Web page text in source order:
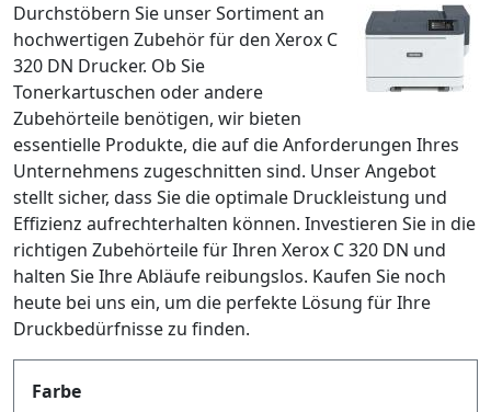
Durchstöbern Sie unser Sortiment an
hochwertigen Zubehör für den Xerox C
320 DN Drucker. Ob Sie
Tonerkartuschen oder andere
Zubehörteile benötigen, wir bieten
essentielle Produkte, die auf die Anforderungen Ihres
Unternehmens zugeschnitten sind. Unser Angebot
stellt sicher, dass Sie die optimale Druckleistung und
Effizienz aufrechterhalten können. Investieren Sie in die
richtigen Zubehörteile für Ihren Xerox C 320 DN und
halten Sie Ihre Abläufe reibungslos. Kaufen Sie noch
heute bei uns ein, um die perfekte Lösung für Ihre
Druckbedürfnisse zu finden.
Produktfilter
Farbe